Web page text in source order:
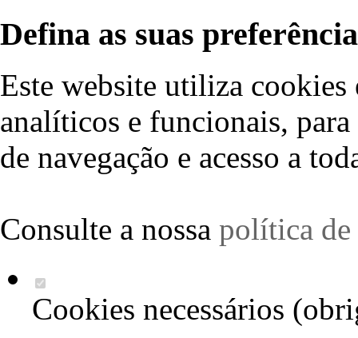
Defina as suas
Este website utiliza cookies
analíticos e funcionais,
de navegação e acesso a
Consulte a nossa política de
Cookies necessários